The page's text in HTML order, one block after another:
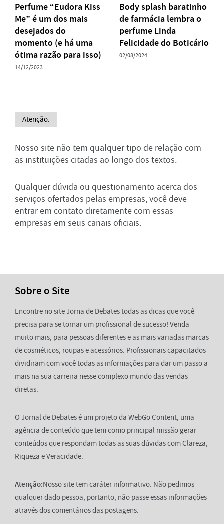
Perfume “Eudora Kiss
Me” é um dos mais
desejados do
momento (e há uma
ótima razão para isso)
14/12/2023
Body splash baratinho
de farmácia lembra o
perfume Linda
Felicidade do Boticário
02/08/2024
Atenção:
Nosso site não tem qualquer tipo de relação com
as instituições citadas ao longo dos textos.
Qualquer dúvida ou questionamento acerca dos
serviços ofertados pelas empresas, você deve
entrar em contato diretamente com essas
empresas em seus canais oficiais.
Sobre o Site
Encontre no site Jorna de Debates todas as dicas que você
precisa para se tornar um profissional de sucesso! Venda
muito mais, para pessoas diferentes e as mais variadas marcas
de cosméticos, roupas e acessórios. Profissionais capacitados
dividiram com você todas as informações para dar um passo a
mais na sua carreira nesse complexo mundo das vendas
diretas.
O Jornal de Debates é um projeto da WebGo Content, uma
agência de conteúdo que tem como principal missão gerar
conteúdos que respondam todas as suas dúvidas com Clareza,
Riqueza e Veracidade.
Atenção:Nosso site tem caráter informativo. Não pedimos
qualquer dado pessoa, portanto, não passe essas informações
através dos comentários das postagens.